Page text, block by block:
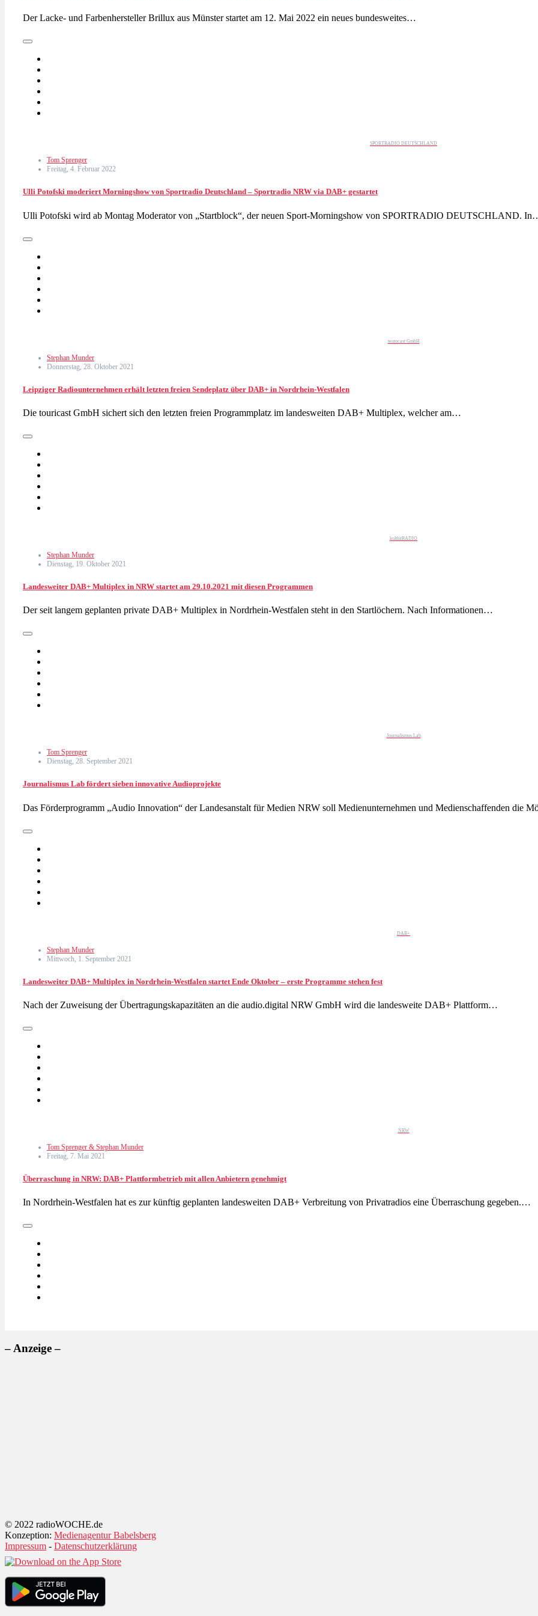
Der Lacke- und Farbenhersteller Brillux aus Münster startet am 12. Mai 2022 ein neues bundesweites…
SPORTRADIO DEUTSCHLAND
Tom Sprenger
Freitag, 4. Februar 2022
Ulli Potofski moderiert Morningshow von Sportradio Deutschland – Sportradio NRW via DAB+ gestartet
Ulli Potofski wird ab Montag Moderator von „Startblock“, der neuen Sport-Morningshow von SPORTRADIO DEUTSCHLAND.
teutocast GmbH
Stephan Munder
Donnerstag, 28. Oktober 2021
Leipziger Radiounternehmen erhält letzten freien Sendeplatz über DAB+ in Nordrhein-Westfalen
Die touricast GmbH sichert sich den letzten freien Programmplatz im landesweiten DAB+ Multiplex, welcher am…
kulthitRADIO
Stephan Munder
Dienstag, 19. Oktober 2021
Landesweiter DAB+ Multiplex in NRW startet am 29.10.2021 mit diesen Programmen
Der seit langem geplanten private DAB+ Multiplex in Nordrhein-Westfalen steht in den Startlöchern. Nach Informationen…
Journalismus Lab
Tom Sprenger
Dienstag, 28. September 2021
Journalismus Lab fördert sieben innovative Audioprojekte
Das Förderprogramm „Audio Innovation“ der Landesanstalt für Medien NRW soll Medienunternehmen und Medienschaffenden die
DAB+
Stephan Munder
Mittwoch, 1. September 2021
Landesweiter DAB+ Multiplex in Nordrhein-Westfalen startet Ende Oktober – erste Programme stehen fest
Nach der Zuweisung der Übertragungskapazitäten an die audio.digital NRW GmbH wird die landesweite DAB+ Plattform…
NRW
Tom Sprenger & Stephan Munder
Freitag, 7. Mai 2021
Überraschung in NRW: DAB+ Plattformbetrieb mit allen Anbietern genehmigt
In Nordrhein-Westfalen hat es zur künftig geplanten landesweiten DAB+ Verbreitung von Privatradios eine Überraschung gegeben.…
– Anzeige –
© 2022 radioWOCHE.de
Konzeption: Medienagentur Babelsberg
Impressum - Datenschutzerklärung